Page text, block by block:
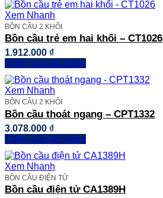
Xem Nhanh
BỒN CẦU 2 KHỐI
Bồn cầu trẻ em hai khối – CT1026
1.912.000 ₫
Thêm vào giỏ hàng
Xem Nhanh
BỒN CẦU 2 KHỐI
Bồn cầu thoát ngang – CPT1332
3.078.000 ₫
Thêm vào giỏ hàng
Xem Nhanh
BỒN CẦU ĐIỆN TỬ
Bồn cầu điện tử CA1389H